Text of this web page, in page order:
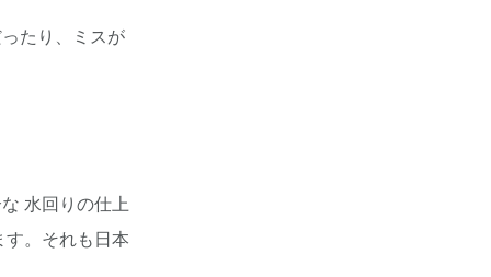
たり、ミスが
水回りの仕上
す。それも日本